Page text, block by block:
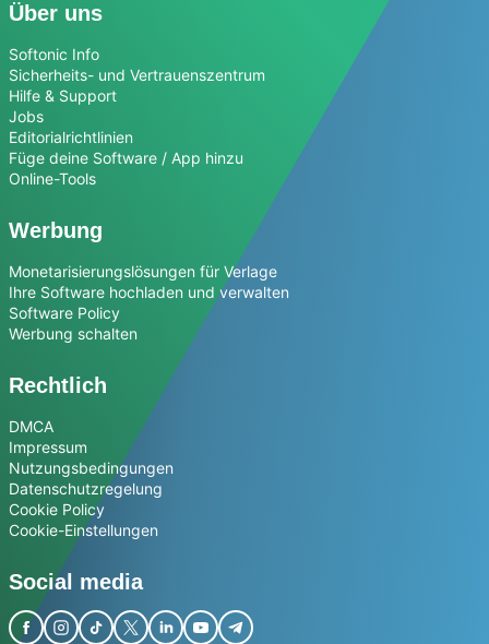
Über uns
Softonic Info
Sicherheits- und Vertrauenszentrum
Hilfe & Support
Jobs
Editorialrichtlinien
Füge deine Software / App hinzu
Online-Tools
Werbung
Monetarisierungslösungen für Verlage
Ihre Software hochladen und verwalten
Software Policy
Werbung schalten
Rechtlich
DMCA
Impressum
Nutzungsbedingungen
Datenschutzregelung
Cookie Policy
Cookie-Einstellungen
Social media